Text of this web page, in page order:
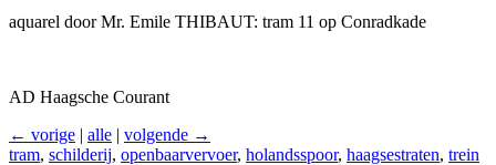
aquarel door Mr. Emile THIBAUT: tram 11 op Conradkade
AD Haagsche Courant
← vorige | alle | volgende →
tram, schilderij, openbaarvervoer, holandsspoor, haagsestraten, trein